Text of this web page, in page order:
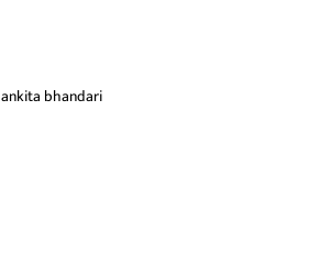
ankita bhandari